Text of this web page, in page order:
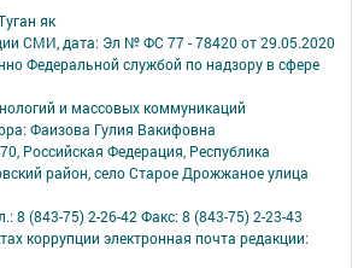
як
СМИ, дата: Эл № ФС 77 - 78420 от 29.05.2020
Федеральной службой по надзору в сфере
и массовых коммуникаций
Фаизова Гулия Вакифовна
Российская Федерация, Республика
район, село Старое Дрожжаное улица
8 (843-75) 2-26-42 Факс: 8 (843-75) 2-23-43
коррупции электронная почта редакции: